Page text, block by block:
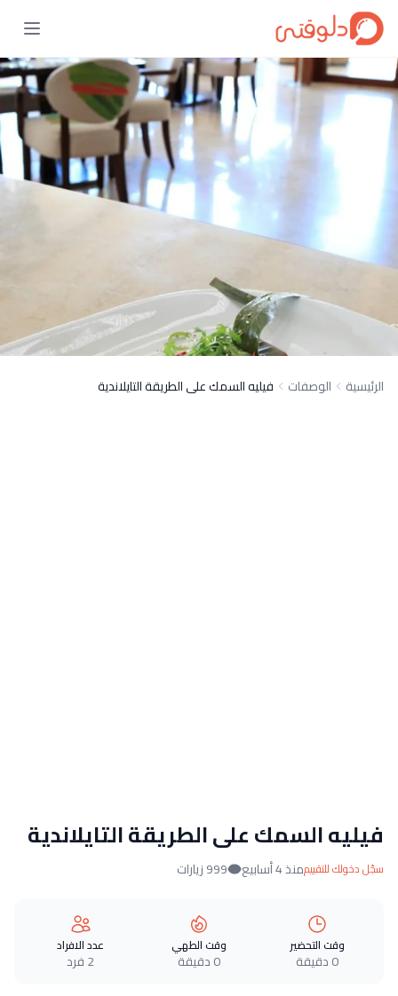
الرئيسية الوصفات فيليه السمك على الطريقة التايلاندية
فيليه السمك على الطريقة التايلاندية
سجّل دخولك للتقييممنذ 4 أسابيع 999 زيارات
وقت التحضير
0 دقيقة
وقت الطهي
0 دقيقة
عدد الافراد
2 فرد